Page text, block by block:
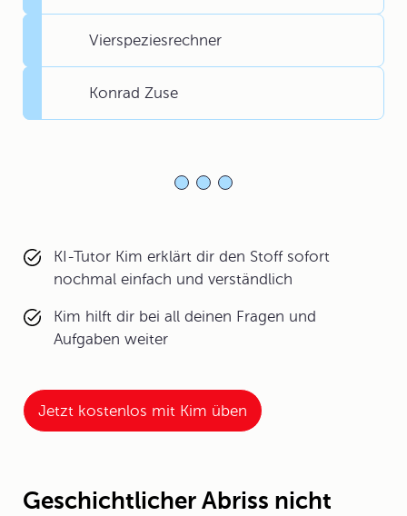
Vierspeziesrechner
Konrad Zuse
KI-Tutor Kim erklärt dir den Stoff sofort
nochmal einfach und verständlich
Kim hilft dir bei all deinen Fragen und
Aufgaben weiter
Jetzt kostenlos mit Kim üben
Geschichtlicher Abriss nicht